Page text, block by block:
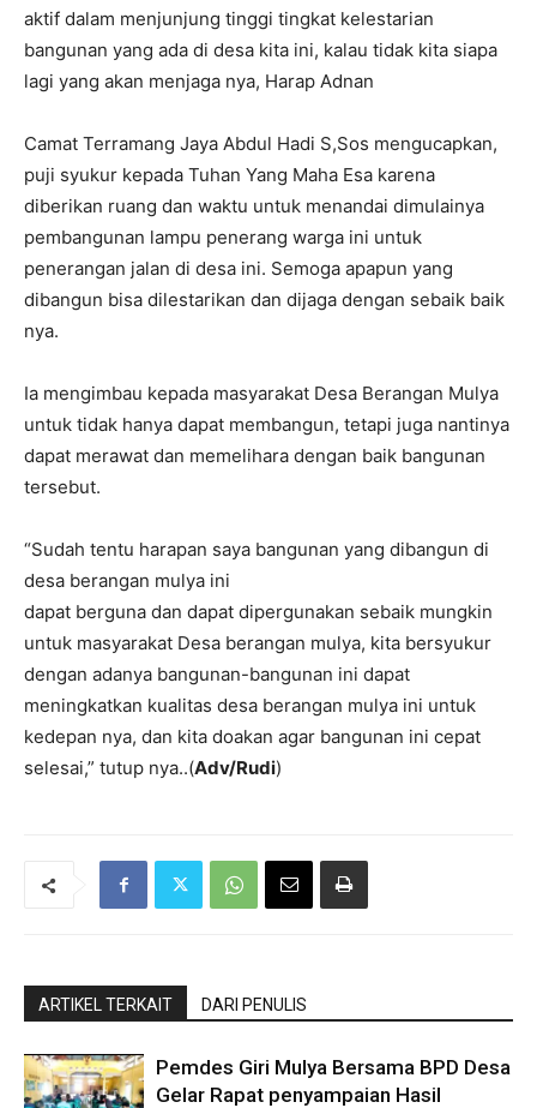
aktif dalam menjunjung tinggi tingkat kelestarian
bangunan yang ada di desa kita ini, kalau tidak kita siapa
lagi yang akan menjaga nya, Harap Adnan
Camat Terramang Jaya Abdul Hadi S,Sos mengucapkan,
puji syukur kepada Tuhan Yang Maha Esa karena
diberikan ruang dan waktu untuk menandai dimulainya
pembangunan lampu penerang warga ini untuk
penerangan jalan di desa ini. Semoga apapun yang
dibangun bisa dilestarikan dan dijaga dengan sebaik baik
nya.
Ia mengimbau kepada masyarakat Desa Berangan Mulya
untuk tidak hanya dapat membangun, tetapi juga nantinya
dapat merawat dan memelihara dengan baik bangunan
tersebut.
“Sudah tentu harapan saya bangunan yang dibangun di
desa berangan mulya ini
dapat berguna dan dapat dipergunakan sebaik mungkin
untuk masyarakat Desa berangan mulya, kita bersyukur
dengan adanya bangunan-bangunan ini dapat
meningkatkan kualitas desa berangan mulya ini untuk
kedepan nya, dan kita doakan agar bangunan ini cepat
selesai,” tutup nya..(Adv/Rudi)
ARTIKEL TERKAIT DARI PENULIS
Pemdes Giri Mulya Bersama BPD Desa
Gelar Rapat penyampaian Hasil